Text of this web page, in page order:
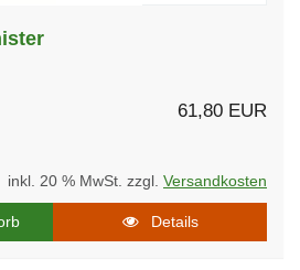
61,80 EUR
inkl. 20 % MwSt. zzgl. Versandkosten
Details